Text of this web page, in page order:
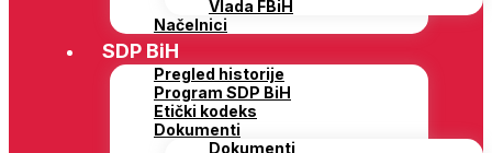
Vlada FBiH
Načelnici
SDP BiH
Pregled historije
Program SDP BiH
Etički kodeks
Dokumenti
Dokumenti